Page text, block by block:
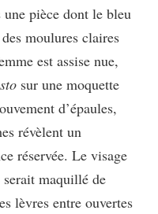
pièce dont le bleu
moulures claires
est assise nue,
sur une moquette
d’épaules,
révèlent un
réservée. Le visage
serait maquillé de
lèvres entre ouvertes